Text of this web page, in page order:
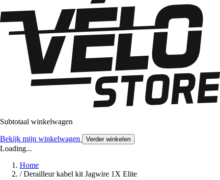
Subtotaal winkelwagen
Bekijk mijn winkelwagen Verder winkelen
Loading...
Home
/ Derailleur kabel kit Jagwire 1X Elite